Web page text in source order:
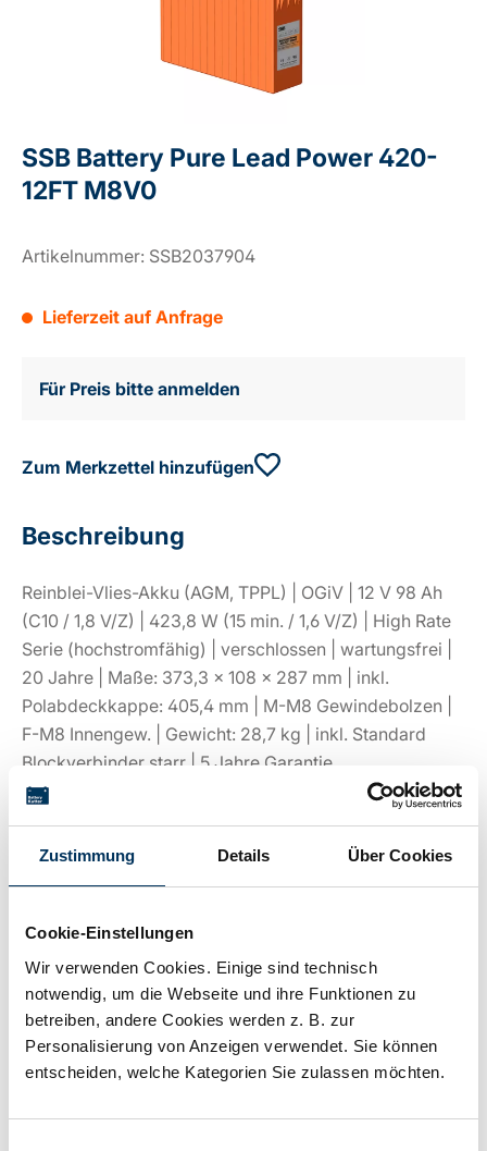
Zustimmung Details Über Cookies
Cookie-Einstellungen
Wir verwenden Cookies. Einige sind technisch
notwendig, um die Webseite und ihre Funktionen zu
betreiben, andere Cookies werden z. B. zur
Personalisierung von Anzeigen verwendet. Sie können
entscheiden, welche Kategorien Sie zulassen möchten.
SSB Battery Pure Lead Power 420-
12FT M8V0
Artikelnummer: SSB2037904
Lieferzeit auf Anfrage
Für Preis bitte anmelden
Zum Merkzettel hinzufügen
Beschreibung
Reinblei-Vlies-Akku (AGM, TPPL) | OGiV | 12 V 98 Ah
(C10 / 1,8 V/Z) | 423,8 W (15 min. / 1,6 V/Z) | High Rate
Serie (hochstromfähig) | verschlossen | wartungsfrei |
20 Jahre | Maße: 373,3 × 108 × 287 mm | inkl.
Polabdeckkappe: 405,4 mm | M-M8 Gewindebolzen |
F-M8 Innengew. | Gewicht: 28,7 kg | inkl. Standard
Blockverbinder starr | 5 Jahre Garantie
Technische Details
Spannung: 12V
Kapazität: 98Ah